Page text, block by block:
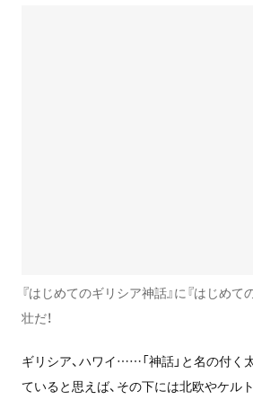
『はじめてのギリシア神話』に『はじめて
壮だ！
ギリシア、ハワイ……「神話」と名の付く
ていると思えば、その下には北欧やケル